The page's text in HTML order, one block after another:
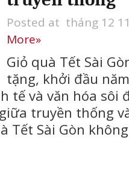
Posted at tháng
More»
Giỏ quà Tết Sài
tặng, khởi đầu
tế và văn hóa sôi
truyền thống
Tết Sài Gòn